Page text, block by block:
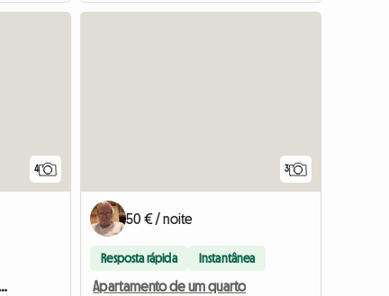
4
Quarto mobilado perto da UNIVERSIDADE, CHU, CNRS, BRGM, INRAE
3
50 € / noite
Resposta rápida Instantânea
Apartamento de um quarto